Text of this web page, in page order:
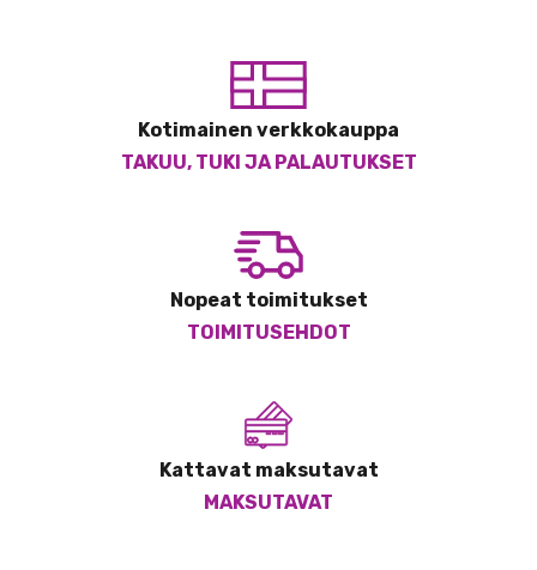
Kotimainen verkkokauppa
TAKUU, TUKI JA PALAUTUKSET
Nopeat toimitukset
TOIMITUSEHDOT
Kattavat maksutavat
MAKSUTAVAT